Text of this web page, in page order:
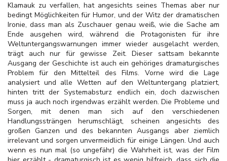
Klamauk zu verfallen, hat angesichts seines Themas aber nur
bedingt Möglichkeiten für Humor, und der Witz der dramatischen
Ironie, dass man als Zuschauer genau weiß, wie die Sache am
Ende ausgehen wird, während die Protagonisten für ihre
Weltuntergangswarnungen immer wieder ausgelacht werden,
trägt auch nur für gewisse Zeit. Dieser sattsam bekannte
Ausgang der Geschichte ist auch ein gehöriges dramaturgisches
Problem für den Mittelteil des Films. Vorne wird die Lage
analysiert und alle Wetten auf den Weltuntergang platziert,
hinten tritt der Systemabsturz endlich ein, doch dazwischen
muss ja auch noch irgendwas erzählt werden. Die Probleme und
Sorgen, mit denen man sich auf den verschiedenen
Handlungssträngen herumschlägt, scheinen angesichts des
großen Ganzen und des bekannten Ausgangs aber ziemlich
irrelevant und sorgen unvermeidlich für einige Längen. Und auch
wenn es nun mal (so ungefähr) die Wahrheit ist, was der Film